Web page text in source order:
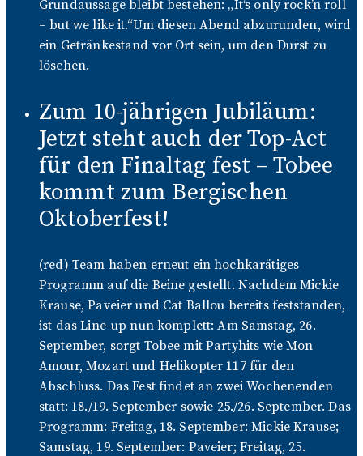
Grundaussage bleibt bestehen: „It‘s only rock’n roll
– but we like it.“Um diesen Abend abzurunden, wird
ein Getränkestand vor Ort sein, um den Durst zu
löschen.
Zum 10-jährigen Jubiläum:
Jetzt steht auch der Top-Act
für den Finaltag fest – Tobee
kommt zum Bergischen
Oktoberfest!
(red) Team haben erneut ein hochkarätiges
Programm auf die Beine gestellt. Nachdem Mickie
Krause, Paveier und Cat Ballou bereits feststanden,
ist das Line-up nun komplett: Am Samstag, 26.
September, sorgt Tobee mit Partyhits wie Mon
Amour, Mozart und Helikopter 117 für den
Abschluss. Das Fest findet an zwei Wochenenden
statt: 18./19. September sowie 25./26. September. Das
Programm: Freitag, 18. September: Mickie Krause;
Samstag, 19. September: Paveier; Freitag, 25.